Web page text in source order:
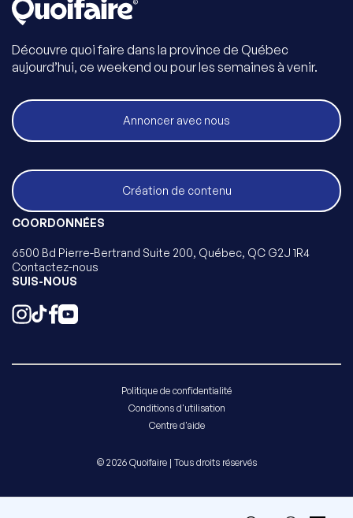
Découvre quoi faire dans la province de Québec
aujourd’hui, ce weekend ou pour les semaines à venir.
Annoncer avec nous
Création de contenu
COORDONNÉES
6500 Bd Pierre-Bertrand Suite 200, Québec, QC G2J 1R4
Contactez-nous
SUIS-NOUS
Politique de confidentialité
Conditions d'utilisation
Centre d'aide
© 2026 Quoifaire | Tous droits réservés